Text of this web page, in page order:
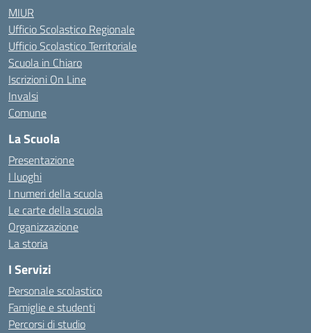
MIUR
Ufficio Scolastico Regionale
Ufficio Scolastico Territoriale
Scuola in Chiaro
Iscrizioni On Line
Invalsi
Comune
La Scuola
Presentazione
I luoghi
I numeri della scuola
Le carte della scuola
Organizzazione
La storia
I Servizi
Personale scolastico
Famiglie e studenti
Percorsi di studio